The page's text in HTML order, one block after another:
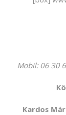
Jezik:
Mobil: 06 30
Kardos